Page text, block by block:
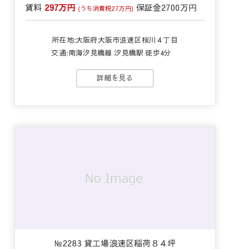
賃料 297万円 (うち消費税27万円) 保証金2700万円
所在地:大阪府大阪市浪速区桜川４丁目
交通:南海汐見橋線 汐見橋駅 徒歩4分
詳細を見る
№2283 貸工場浪速区稲荷８４坪